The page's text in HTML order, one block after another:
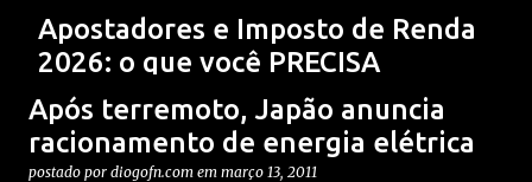
Apostadores e Imposto de Renda
2026: o que você PRECISA
declarar (e evitar problemas)
postado por março 17, 2026 APOSTAS
APOSTAS ESPORTIVAS DIRF FISCO
Após terremoto, Japão anuncia
racionamento de energia elétrica
postado por diogofn.com em março 13, 2011